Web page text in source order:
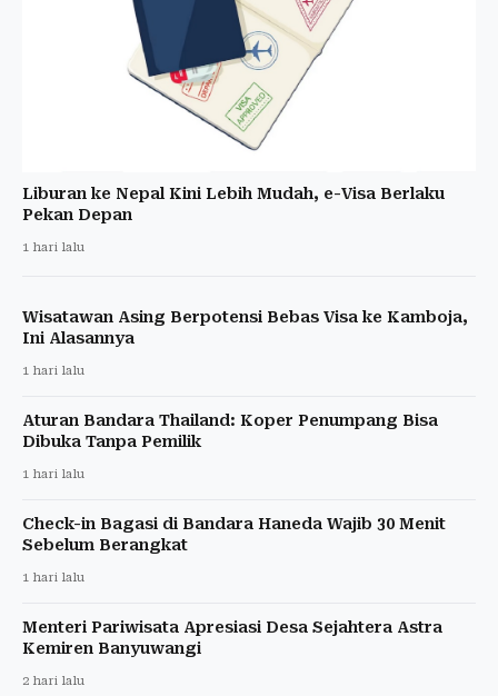
Liburan ke Nepal Kini Lebih Mudah, e-Visa Berlaku
Pekan Depan
1 hari lalu
Wisatawan Asing Berpotensi Bebas Visa ke Kamboja,
Ini Alasannya
1 hari lalu
Aturan Bandara Thailand: Koper Penumpang Bisa
Dibuka Tanpa Pemilik
1 hari lalu
Check-in Bagasi di Bandara Haneda Wajib 30 Menit
Sebelum Berangkat
1 hari lalu
Menteri Pariwisata Apresiasi Desa Sejahtera Astra
Kemiren Banyuwangi
2 hari lalu